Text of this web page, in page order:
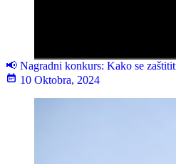
📢 Nagradni konkurs: Kako se
10 Oktobra, 2024